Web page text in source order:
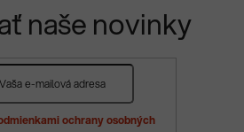
naše novinky
ochrany osobných